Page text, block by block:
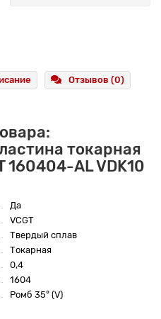
Отзывов (0)
токарная
160404-AL VDK10
Да
VCGT
Твердый сплав
Токарная
0,4
1604
Ромб 35° (V)